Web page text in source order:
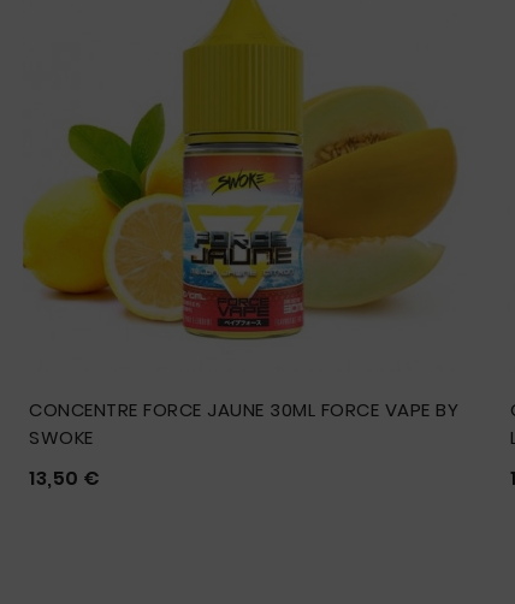
CONCENTRE FORCE JAUNE 30ML FORCE VAPE BY
SWOKE
 
13,50 €